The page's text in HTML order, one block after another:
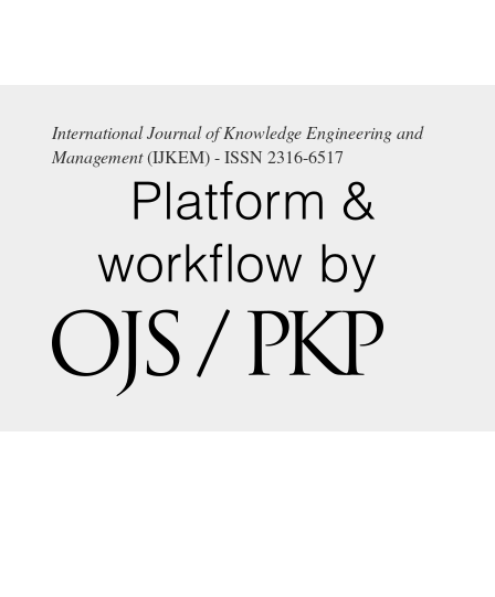
International Journal of Knowledge Engineering and
Management(IJKEM) - ISSN 2316-6517